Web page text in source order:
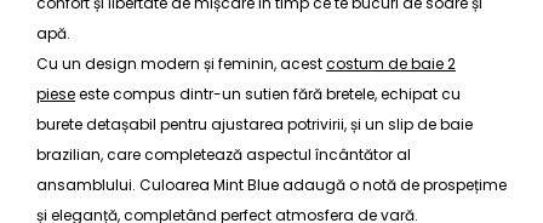
apă.
Cu un design modern și feminin, acestcostum de baie 2
pieseeste compus dintr-un sutien fără bretele, echipat cu
burete detașabil pentru ajustarea potrivirii, și un slip de baie
brazilian, care completează aspectul încântător al
ansamblului. Culoarea Mint Blue adaugă o notă de prospețime
și eleganță, completând perfect atmosfera de vară.